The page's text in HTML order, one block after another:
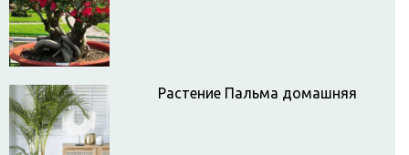
Растение Пальма домашняя